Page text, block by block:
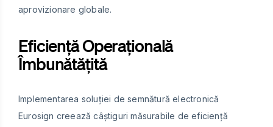
aprovizionare globale.
Eficiență Operațională
Îmbunătățită
Implementarea soluției de semnătură electronică
Eurosign creează câștiguri măsurabile de eficiență